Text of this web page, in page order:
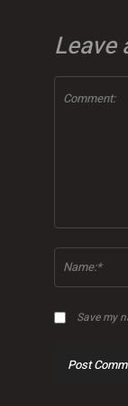
Leave
Save my